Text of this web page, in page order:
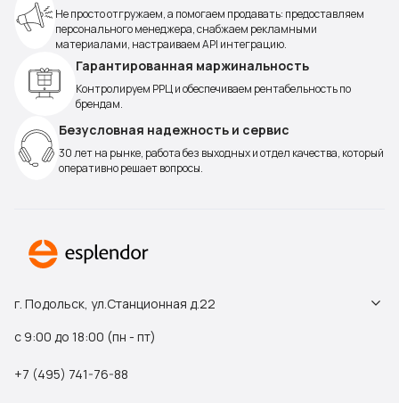
Не просто отгружаем, а помогаем продавать: предоставляем
персонального менеджера, снабжаем рекламными
материалами, настраиваем API интеграцию.
Гарантированная маржинальность
Контролируем РРЦ и обеспечиваем рентабельность по
брендам.
Безусловная надежность и сервис
30 лет на рынке, работа без выходных и отдел качества, который
оперативно решает вопросы.
г. Подольск, ул.Станционная д.22
с 9:00 до 18:00 (пн - пт)
+7 (495) 741-76-88